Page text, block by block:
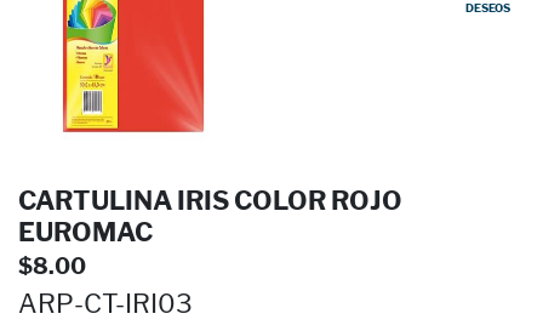
CARTULINA IRIS COLOR ROJO
EUROMAC
$8.00
ARP-CT-IRI03
DESEOS